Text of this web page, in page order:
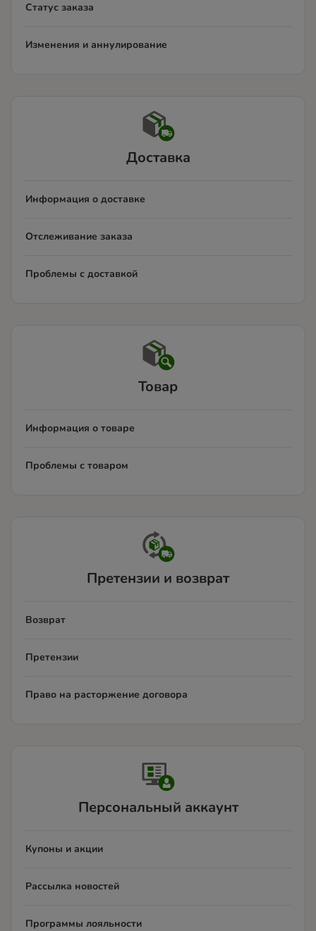
Статус заказа
Изменения и аннулирование
Доставка
Информация о доставке
Отслеживание заказа
Проблемы с доставкой
Товар
Информация о товаре
Проблемы с товаром
Претензии и возврат
Возврат
Претензии
Право на расторжение договора
Персональный аккаунт
Купоны и акции
Рассылка новостей
Программы лояльности